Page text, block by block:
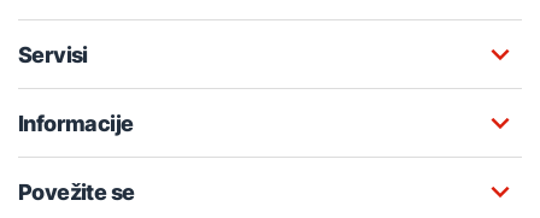
Servisi
Informacije
Povežite se